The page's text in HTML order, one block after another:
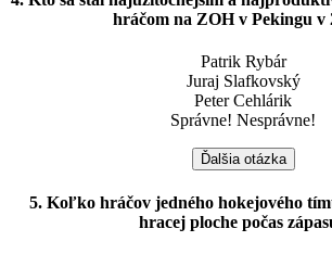
hráčom na ZOH v Pekingu v
Patrik Rybár
Juraj Slafkovský
Peter Cehlárik
Správne! Nesprávne!
Ďalšia otázka
5. Koľko hráčov jedného hokejového
hracej ploche počas